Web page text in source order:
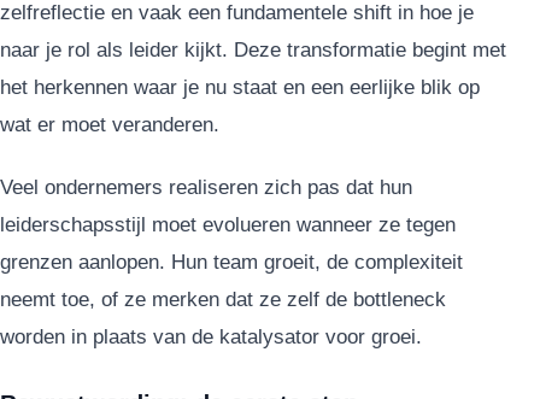
zelfreflectie en vaak een fundamentele shift in hoe je
naar je rol als leider kijkt. Deze transformatie begint met
het herkennen waar je nu staat en een eerlijke blik op
wat er moet veranderen.
Veel ondernemers realiseren zich pas dat hun
leiderschapsstijl moet evolueren wanneer ze tegen
grenzen aanlopen. Hun team groeit, de complexiteit
neemt toe, of ze merken dat ze zelf de bottleneck
worden in plaats van de katalysator voor groei.